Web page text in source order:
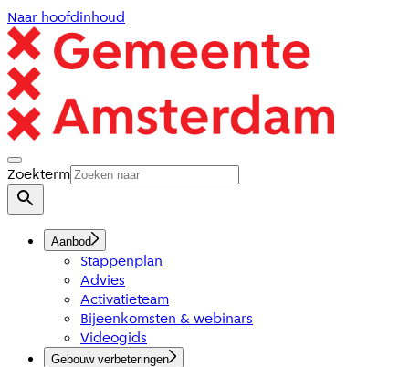
Naar hoofdinhoud
Zoekterm
Aanbod
Stappenplan
Advies
Activatieteam
Bijeenkomsten & webinars
Videogids
Gebouw verbeteringen